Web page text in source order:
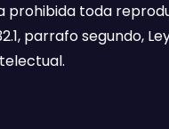
prohibida toda
parrafo segundo,